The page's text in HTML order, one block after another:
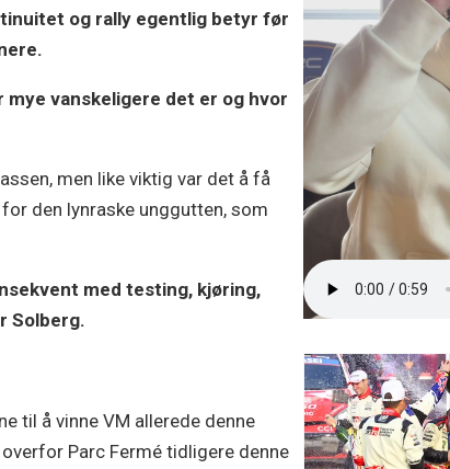
og rally egentlig betyr før
vanskeligere det er og hvor
men like viktig var det å få
den lynraske unggutten, som
med testing, kjøring,
Solberg.
til å vinne VM allerede denne
Parc Fermé tidligere denne